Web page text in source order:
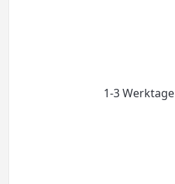
1-3 Werktage